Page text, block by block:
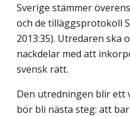
Sverige stämmer
och de tilläggsprotokoll
2013:35). Utredaren ska
nackdelar med att
svensk rätt.
Den utredningen blir ett
bör bli nästa steg: att